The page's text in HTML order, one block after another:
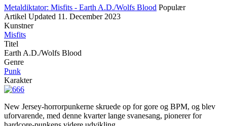
Metaldiktator: Misfits - Earth A.D./Wolfs Blood Populær
Artikel Updated 11. December 2023
Kunstner
Misfits
Titel
Earth A.D./Wolfs Blood
Genre
Punk
Karakter
New Jersey-horrorpunkerne skruede op for gore og BPM, og blev
uforvarende, med denne kvarter lange svanesang, pionerer for